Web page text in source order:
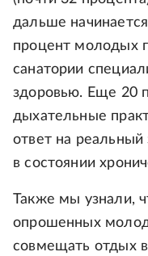
дальше
процент молодых
санатории
здоровью. Еще 20
дыхательные
ответ на
в состоянии
Также мы узнали,
опрошенных
совмещать отдых